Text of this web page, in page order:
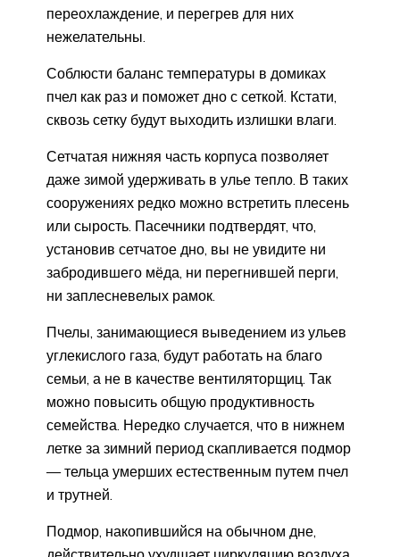
переохлаждение, и перегрев для них
нежелательны.
Соблюсти баланс температуры в домиках
пчел как раз и поможет дно с сеткой. Кстати,
сквозь сетку будут выходить излишки влаги.
Сетчатая нижняя часть корпуса позволяет
даже зимой удерживать в улье тепло. В таких
сооружениях редко можно встретить плесень
или сырость. Пасечники подтвердят, что,
установив сетчатое дно, вы не увидите ни
забродившего мёда, ни перегнившей перги,
ни заплесневелых рамок.
Пчелы, занимающиеся выведением из ульев
углекислого газа, будут работать на благо
семьи, а не в качестве вентиляторщиц. Так
можно повысить общую продуктивность
семейства. Нередко случается, что в нижнем
летке за зимний период скапливается подмор
— тельца умерших естественным путем пчел
и трутней.
Подмор, накопившийся на обычном дне,